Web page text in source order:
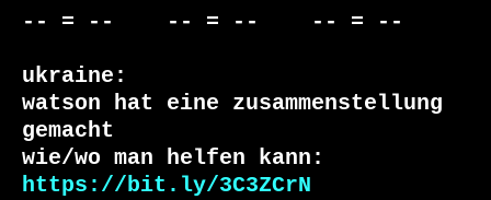
-- = --    -- = --    -- = --
ukraine:
watson hat eine zusammenstellung
gemacht
https://bit.ly/3C3ZCrN